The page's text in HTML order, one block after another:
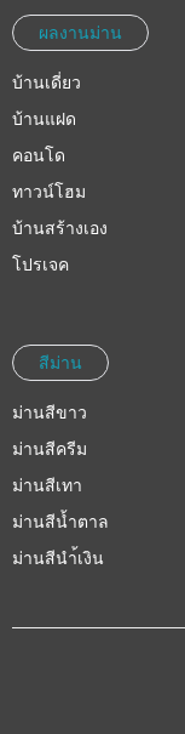
ผลงานม่าน
บ้านเดี่ยว
บ้านแฝด
คอนโด
ทาวน์โฮม
บ้านสร้างเอง
โปรเจค
สีม่าน
ม่านสีขาว
ม่านสีครีม
ม่านสีเทา
ม่านสีน้ำตาล
ม่านสีนำ้เงิน